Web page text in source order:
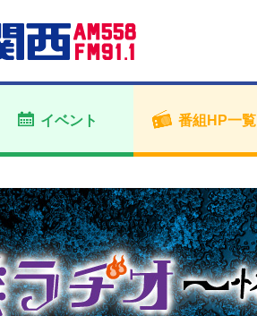
イベント 番組HP一覧